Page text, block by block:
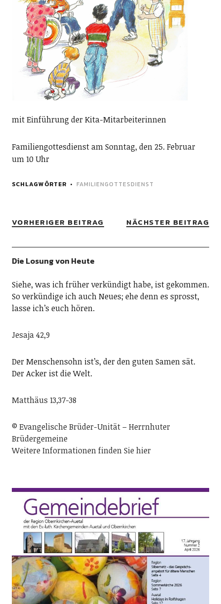
mit Einführung der Kita-Mitarbeiterinnen
Familiengottesdienst am Sonntag, den 25. Februar
um 10 Uhr
SCHLAGWÖRTER FAMILIENGOTTESDIENST
VORHERIGER BEITRAG NÄCHSTER BEITRAG
Die Losung von Heute
Siehe, was ich früher verkündigt habe, ist gekommen.
So verkündige ich auch Neues; ehe denn es sprosst,
lasse ich’s euch hören.
Jesaja 42,9
Der Menschensohn ist’s, der den guten Samen sät.
Der Acker ist die Welt.
Matthäus 13,37-38
© Evangelische Brüder-Unität – Herrnhuter
Brüdergemeine
Weitere Informationen finden Sie hier